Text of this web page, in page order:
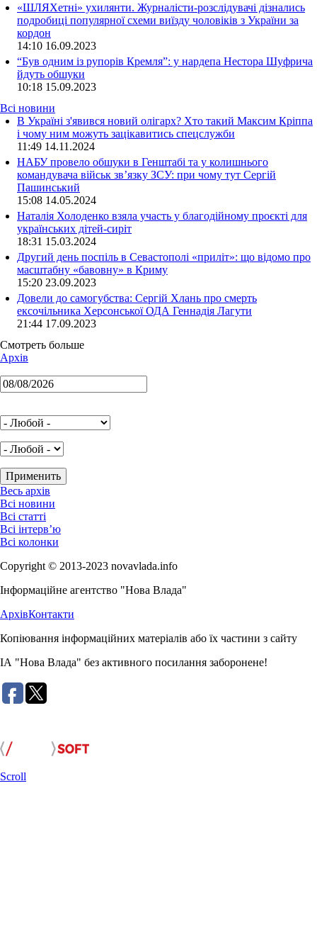
«ШЛЯХетні» ухилянти. Журналісти-розслідувачі дізнались
подробиці популярної схеми виїзду чоловіків з України за
кордон
14:10 16.09.2023
“Був одним із рупорів Кремля”: у нардепа Нестора Шуфрича
йдуть обшуки
10:18 15.09.2023
Всі новини
В Україні з'явився новий олігарх? Хто такий Максим Кріппа
і чому ним можуть зацікавитись спецслужби
11:49 14.11.2024
НАБУ провело обшуки в Генштабі та у колишнього
командувача військ зв’язку ЗСУ: при чому тут Сергій
Пашинський
15:08 14.05.2024
Наталія Холоденко взяла участь у благодійному проєкті для
українських дітей-сиріт
18:31 15.03.2024
Другий день поспіль в Севастополі «приліт»: що відомо про
масштабну «бавовну» в Криму
15:20 23.09.2023
Довели до самогубства: Сергій Хлань про смерть
ексочільника Херсонської ОДА Геннадія Лагути
21:44 17.09.2023
Смотреть больше
Архів
Весь архів
Всі новини
Всі статті
Всі інтерв’ю
Всі колонки
Copyright © 2013-2023 novavlada.info
Інформаційне агентство "Нова Влада"
АрхівКонтакти
Копіювання інформаційних матеріалів або їх частини з сайту
ІА "Нова Влада" без активного посилання заборонене!
Scroll